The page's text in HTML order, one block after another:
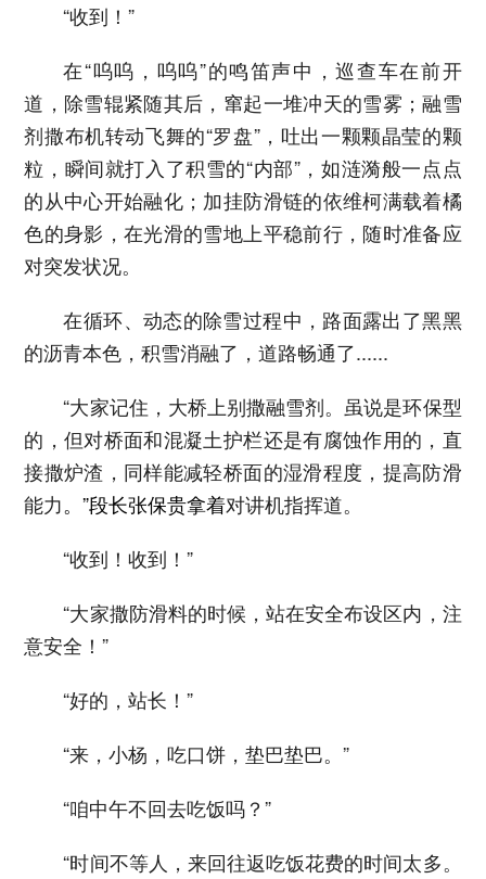
“收到！”
在“呜呜，呜呜”的鸣笛声中，巡查车在前开
道，除雪辊紧随其后，窜起一堆冲天的雪雾；融雪
剂撒布机转动飞舞的“罗盘”，吐出一颗颗晶莹的颗
粒，瞬间就打入了积雪的“内部”，如涟漪般一点点
的从中心开始融化；加挂防滑链的依维柯满载着橘
色的身影，在光滑的雪地上平稳前行，随时准备应
对突发状况。
在循环、动态的除雪过程中，路面露出了黑黑
的沥青本色，积雪消融了，道路畅通了......
“大家记住，大桥上别撒融雪剂。虽说是环保型
的，但对桥面和混凝土护栏还是有腐蚀作用的，直
接撒炉渣，同样能减轻桥面的湿滑程度，提高防滑
能力。”段长张保贵拿着对讲机指挥道。
“收到！收到！”
“大家撒防滑料的时候，站在安全布设区内，注
意安全！”
“好的，站长！”
“来，小杨，吃口饼，垫巴垫巴。”
“咱中午不回去吃饭吗？”
“时间不等人，来回往返吃饭花费的时间太多。